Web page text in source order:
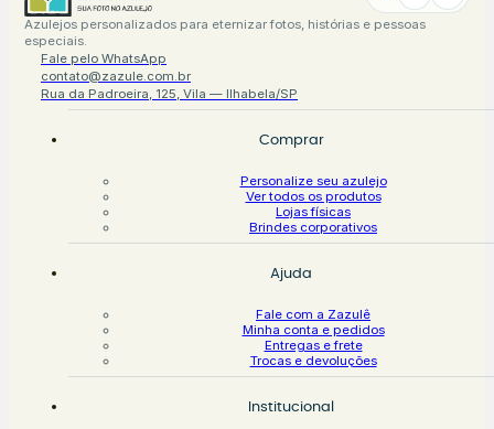
Azulejos personalizados para eternizar fotos, histórias e pessoas
especiais.
Fale pelo WhatsApp
contato@zazule.com.br
Rua da Padroeira, 125, Vila — Ilhabela/SP
Comprar
Personalize seu azulejo
Ver todos os produtos
Lojas físicas
Brindes corporativos
Ajuda
Fale com a Zazulê
Minha conta e pedidos
Entregas e frete
Trocas e devoluções
Institucional